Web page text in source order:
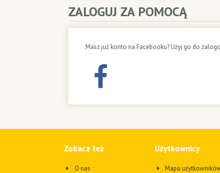
ZALOGUJ ZA POMOCĄ
Masz już konto na Facebooku? Użyj go do
Zobacz też
O nas
Użytkownicy
Mapa